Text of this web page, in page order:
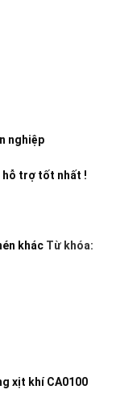
nghiệp
hỗ trợ tốt nhất !
khác Từ khóa:
xịt khí CA0100